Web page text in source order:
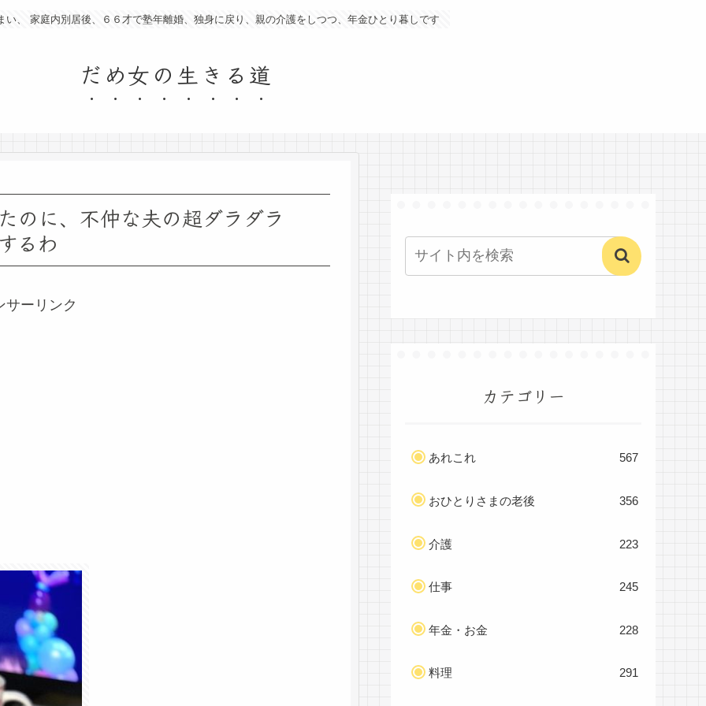
い、 家庭内別居後、６６才で塾年離婚、独身に戻り、親の介護をしつつ、年金ひとり暮しです
だめ女の生きる道
のに、不仲な夫の超ダラダラ
るわ
サーリンク
カテゴリー
あれこれ 567
おひとりさまの老後 356
介護 223
仕事 245
年金・お金 228
料理 291